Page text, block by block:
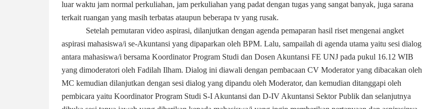
luar waktu jam normal perkuliahan, jam perkuliahan yang padat dengan tugas yang sangat banyak, juga sarana
terkait ruangan yang masih terbatas ataupun beberapa tv yang rusak.
Setelah pemutaran video aspirasi, dilanjutkan dengan agenda pemaparan hasil riset mengenai angket
aspirasi mahasiswa/i se-Akuntansi yang dipaparkan oleh BPM. Lalu, sampailah di agenda utama yaitu sesi dialog
antara mahasiswa/i bersama Koordinator Program Studi dan Dosen Akuntansi FE UNJ pada pukul 16.12 WIB
yang dimoderatori oleh Fadilah Ilham. Dialog ini diawali dengan pembacaan CV Moderator yang dibacakan oleh
MC kemudian dilanjutkan dengan sesi dialog yang dipandu oleh Moderator, dan kemudian ditanggapi oleh
pembicara yaitu Koordinator Program Studi S-I Akuntansi dan D-IV Akuntansi Sektor Publik dan selanjutnya